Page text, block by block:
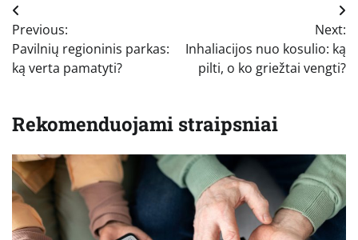
Navigacija
tarp
įrašų
Previous:
Pavilnių regioninis parkas:
ką verta pamatyti?
Next:
Inhaliacijos nuo kosulio: ką
pilti, o ko griežtai vengti?
Rekomenduojami straipsniai